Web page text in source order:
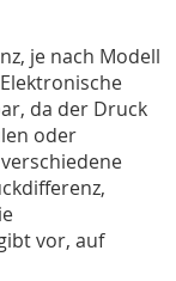
je nach Modell
da der Druck
oder
vor, auf